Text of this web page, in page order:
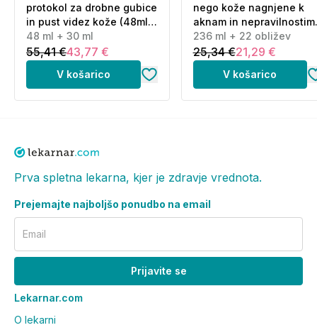
protokol za drobne gubice
in pust videz kože (48ml
+ 30 ml)
48 ml + 30 ml
55,41 €43,77 €
V košarico
nego kože nagnjene k
aknam in nepravilnostim
(236 ml + 22 obližev)
236 ml + 22 obližev
25,34 €21,29 €
V košarico
Prva spletna lekarna, kjer je zdravje vrednota.
Prejemajte najboljšo ponudbo na email
Email
Prijavite se
Lekarnar.com
O lekarni